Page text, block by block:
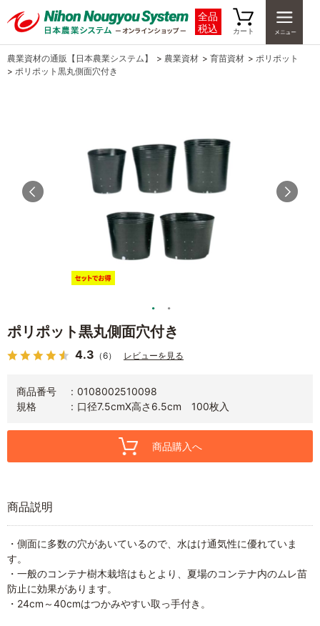
全品
税込
カート
農業資材の通販【日本農業システム】 > 農業資材 > 育苗資材 > ポリポット
> ポリポット黒丸側面穴付き
ポリポット黒丸側面穴付き
4.3 （6） レビューを見る
商品番号
0108002510098
規格
口径7.5cmX高さ6.5cm 100枚入
商品購入へ
商品説明
・側面に多数の穴があいているので、水はけ通気性に優れていま
す。
・一般のコンテナ樹木栽培はもとより、夏場のコンテナ内のムレ苗
防止に効果があります。
・24cm～40cmはつかみやすい取っ手付き。